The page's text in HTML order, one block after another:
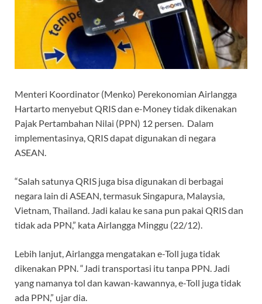
Menteri Koordinator (Menko) Perekonomian Airlangga
Hartarto menyebut QRIS dan e-Money tidak dikenakan
Pajak Pertambahan Nilai (PPN) 12 persen. Dalam
implementasinya, QRIS dapat digunakan di negara
ASEAN.
“Salah satunya QRIS juga bisa digunakan di berbagai
negara lain di ASEAN, termasuk Singapura, Malaysia,
Vietnam, Thailand. Jadi kalau ke sana pun pakai QRIS dan
tidak ada PPN,” kata Airlangga Minggu (22/12).
Lebih lanjut, Airlangga mengatakan e-Toll juga tidak
dikenakan PPN. “Jadi transportasi itu tanpa PPN. Jadi
yang namanya tol dan kawan-kawannya, e-Toll juga tidak
ada PPN,” ujar dia.